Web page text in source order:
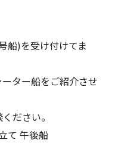
船)を受け付けてま
ター船をご紹介させ
ださい。
て 午後船